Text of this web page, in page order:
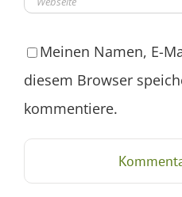
Meinen Namen, E-
diesem Browser
kommentiere.